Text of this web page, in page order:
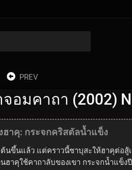
PREV
อมคาถา (2002)
าคุ: กระจกคริสตัลน้ำแข็ง
นขึ้นแล้ว แต่คราวนี้ซาบุสะให้ฮาคุต่อสู้
าคุใช้คาถาลับของเขา กระจกน้ำแข็ง